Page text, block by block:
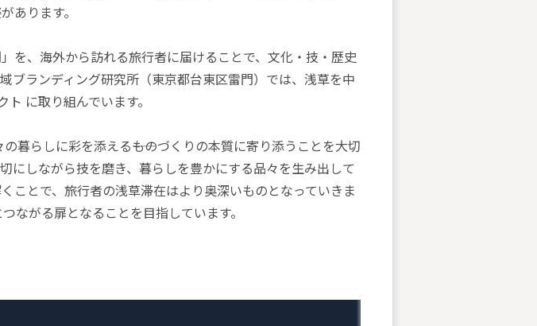
あります。
を、海外から訪れる旅行者に届けることで、文化・技・歴史
ブランディング研究所（東京都台東区雷門）では、浅草を中
に取り組んでいます。
暮らしに彩を添える――ものづくりの本質に寄り添うことを大切
にしながら技を磨き、暮らしを豊かにする品々を生み出して
ことで、旅行者の浅草滞在はより奥深いものとなっていきま
ながる扉となることを目指しています。